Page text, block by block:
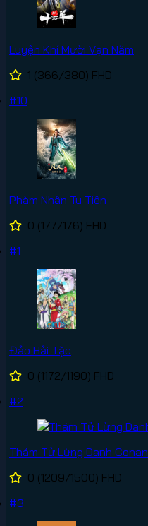
Luyện Khí Mười Vạn Năm
1 (366/380) FHD
#10
Phàm Nhân Tu Tiên
0 (177/176) FHD
#1
Đảo Hải Tặc
0 (1172/1190) FHD
#2
Thám Tử Lừng Danh Conan
0 (1209/1500) FHD
#3